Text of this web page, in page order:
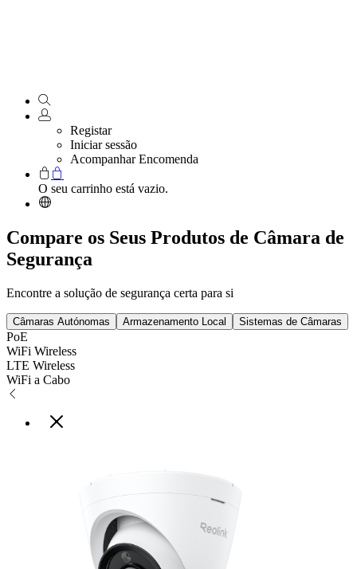
Registar
Iniciar sessão
Acompanhar Encomenda
O seu carrinho está vazio.
Compare os Seus Produtos de Câmara de
Segurança
Encontre a solução de segurança certa para si
Câmaras Autónomas Armazenamento Local Sistemas de Câmaras
PoE
WiFi Wireless
LTE Wireless
WiFi a Cabo